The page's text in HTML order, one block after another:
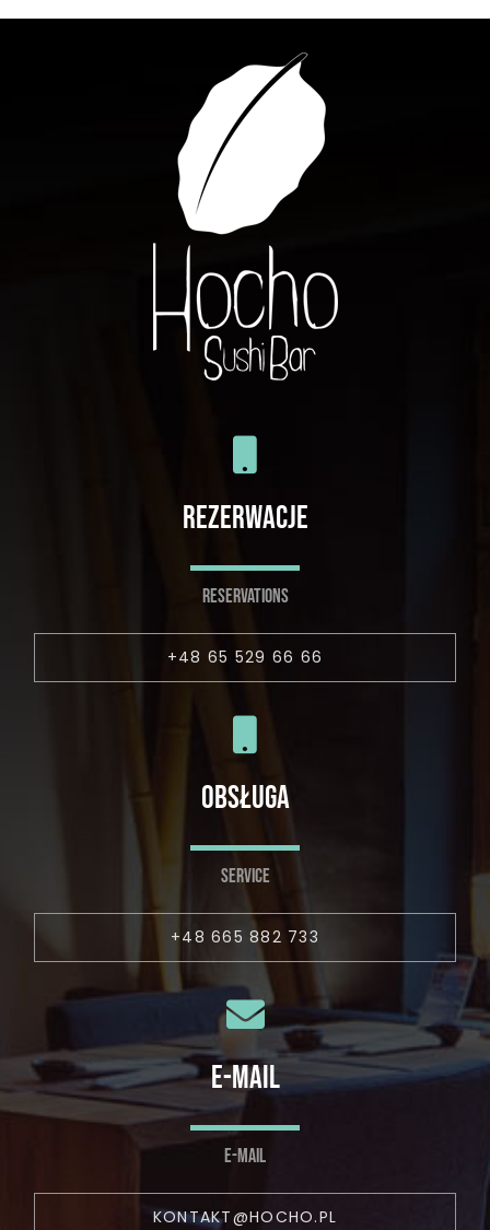
REZERWACJE
RESERVATIONS
+48 65 529 66 66
OBSŁUGA
SERVICE
+48 665 882 733
E-MAIL
E-MAIL
KONTAKT@HOCHO.PL